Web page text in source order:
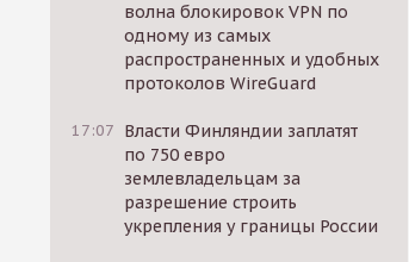
волна блокировок VPN по
одному из самых
распространенных и удобных
протоколов WireGuard
17:07 Власти Финляндии заплатят
по 750 евро
землевладельцам за
разрешение строить
укрепления у границы России